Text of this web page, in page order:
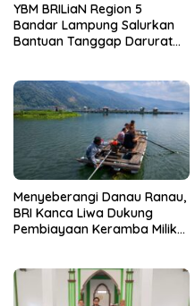
YBM BRILiaN Region 5
Bandar Lampung Salurkan
Bantuan Tanggap Darurat
Menyeberangi Danau Ranau,
BRI Kanca Liwa Dukung
Pembiayaan Keramba Milik